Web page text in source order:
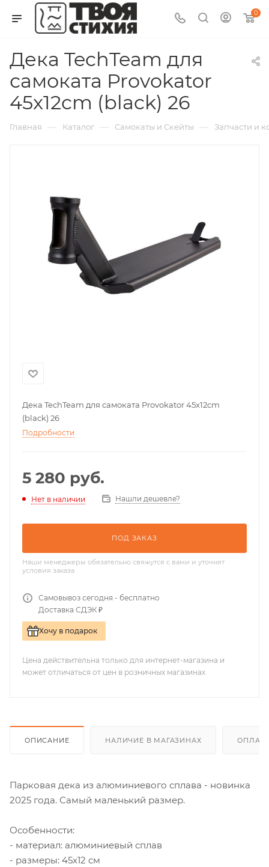
0
Дека TechTeam для
самоката Provokator
45x12cm (black) 26
Главная — Каталог — Самокаты и Скейты — Запчасти и
Дека TechTeam для самоката Provokator 45x12cm
(black) 26
Подробности
5 280 руб.
Нет в наличии Нашли дешевле?
ПОД ЗАКАЗ
Наши менеджеры обязательно свяжутся с вами и уточнят
условия заказа
Самовывоз сегодня - бесплатно
Доставка СДЭК ₽
Хочу в подарок
Цена действительна только для интернет-магазина и
может отличаться от цен в розничных магазинах
ОПИСАНИЕ НАЛИЧИЕ В МАГАЗИНАХ
Парковая дека из алюминиевого сплава - новинка
2025 года. Самый маленький размер.
Особенности:
- материал: алюминиевый сплав
- размеры: 45x12 см